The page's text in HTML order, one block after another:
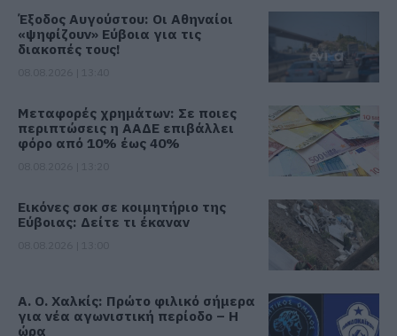
Έξοδος Αυγούστου: Οι Αθηναίοι
«ψηφίζουν» Εύβοια για τις
διακοπές τους!
Μεταφορές χρημάτων: Σε ποιες
περιπτώσεις η ΑΑΔΕ επιβάλλει
φόρο από 10% έως 40%
Εικόνες σοκ σε κοιμητήριο της
Εύβοιας: Δείτε τι έκαναν
Α. Ο. Χαλκίς: Πρώτο φιλικό σήμερα
για νέα αγωνιστική περίοδο – Η
ώρα